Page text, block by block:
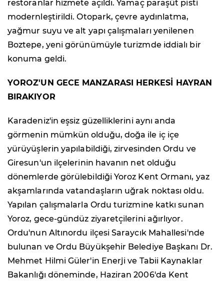
restoranlar hizmete açıldı. Yamaç paraşüt pisti
modernleştirildi. Otopark, çevre aydınlatma,
yağmur suyu ve alt yapı çalışmaları yenilenen
Boztepe, yeni görünümüyle turizmde iddialı bir
konuma geldi.
YOROZ'UN GECE MANZARASI HERKESİ HAYRAN
BIRAKIYOR
Karadeniz'in eşsiz güzelliklerini aynı anda
görmenin mümkün olduğu, doğa ile iç içe
yürüyüşlerin yapılabildiği, zirvesinden Ordu ve
Giresun'un ilçelerinin havanın net olduğu
dönemlerde görülebildiği Yoroz Kent Ormanı, yaz
akşamlarında vatandaşların uğrak noktası oldu.
Yapılan çalışmalarla Ordu turizmine katkı sunan
Yoroz, gece-gündüz ziyaretçilerini ağırlıyor.
Ordu'nun Altınordu ilçesi Saraycık Mahallesi'nde
bulunan ve Ordu Büyükşehir Belediye Başkanı Dr.
Mehmet Hilmi Güler'in Enerji ve Tabii Kaynaklar
Bakanlığı döneminde, Haziran 2006'da Kent